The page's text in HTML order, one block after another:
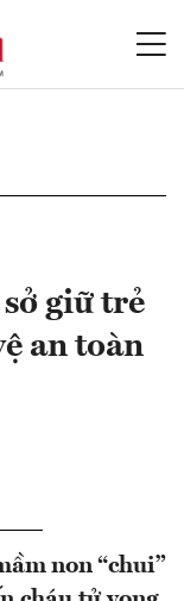
giữ trẻ
an toàn
non “chui”